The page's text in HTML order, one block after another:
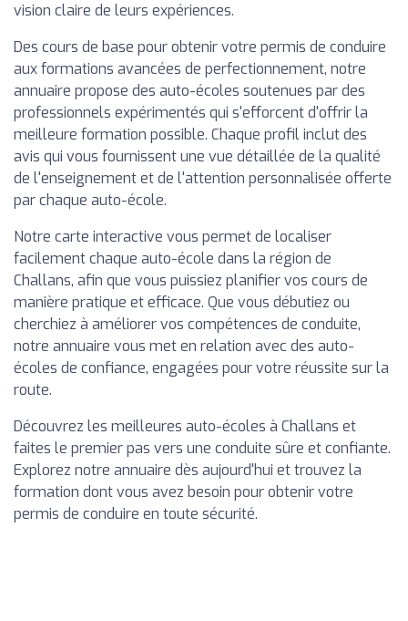
vision claire de leurs expériences.
Des cours de base pour obtenir votre permis de conduire
aux formations avancées de perfectionnement, notre
annuaire propose des auto-écoles soutenues par des
professionnels expérimentés qui s'efforcent d'offrir la
meilleure formation possible. Chaque profil inclut des
avis qui vous fournissent une vue détaillée de la qualité
de l'enseignement et de l'attention personnalisée offerte
par chaque auto-école.
Notre carte interactive vous permet de localiser
facilement chaque auto-école dans la région de
Challans, afin que vous puissiez planifier vos cours de
manière pratique et efficace. Que vous débutiez ou
cherchiez à améliorer vos compétences de conduite,
notre annuaire vous met en relation avec des auto-
écoles de confiance, engagées pour votre réussite sur la
route.
Découvrez les meilleures auto-écoles à Challans et
faites le premier pas vers une conduite sûre et confiante.
Explorez notre annuaire dès aujourd'hui et trouvez la
formation dont vous avez besoin pour obtenir votre
permis de conduire en toute sécurité.